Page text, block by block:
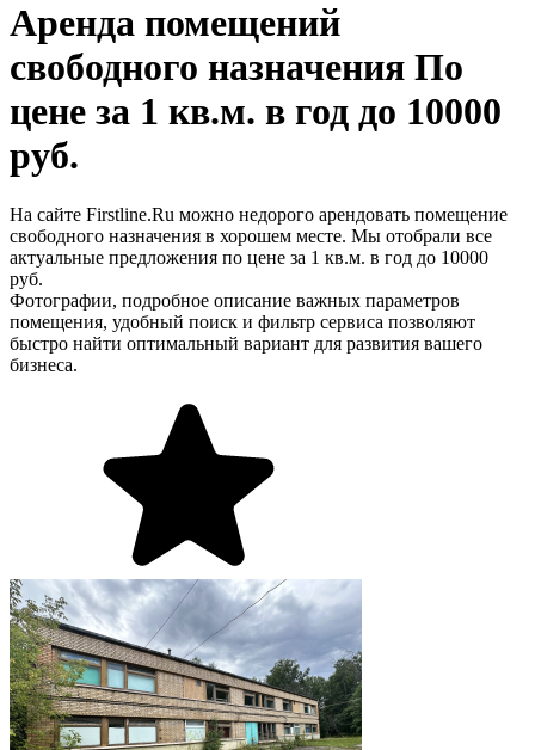
Аренда помещений
свободного назначения По
цене за 1 кв.м. в год до 10000
руб.
На сайте Firstline.Ru можно недорого арендовать помещение
свободного назначения в хорошем месте. Мы отобрали все
актуальные предложения по цене за 1 кв.м. в год до 10000
руб.
Фотографии, подробное описание важных параметров
помещения, удобный поиск и фильтр сервиса позволяют
быстро найти оптимальный вариант для развития вашего
бизнеса.